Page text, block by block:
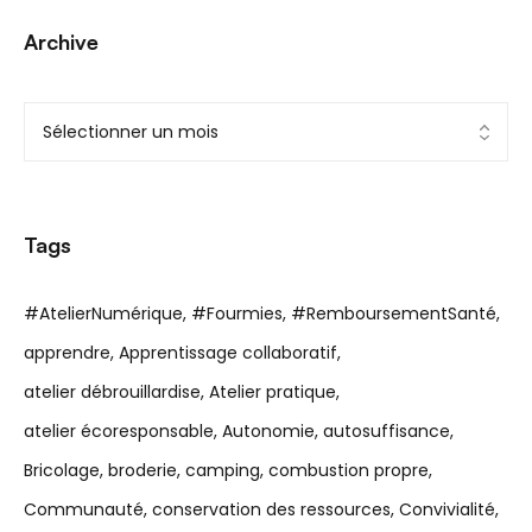
Archive
Tags
#AtelierNumérique #Fourmies #RemboursementSanté
apprendre Apprentissage collaboratif
atelier débrouillardise Atelier pratique
atelier écoresponsable Autonomie autosuffisance
Bricolage broderie camping combustion propre
Communauté conservation des ressources Convivialité